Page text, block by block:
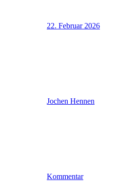
22. Februar 2026
Jochen Hennen
Kommentar